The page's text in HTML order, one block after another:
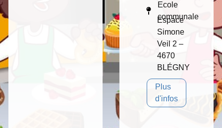
Ecole
communale
Espace
Simone
Veil 2 –
4670
BLÉGNY
Plus
d'infos